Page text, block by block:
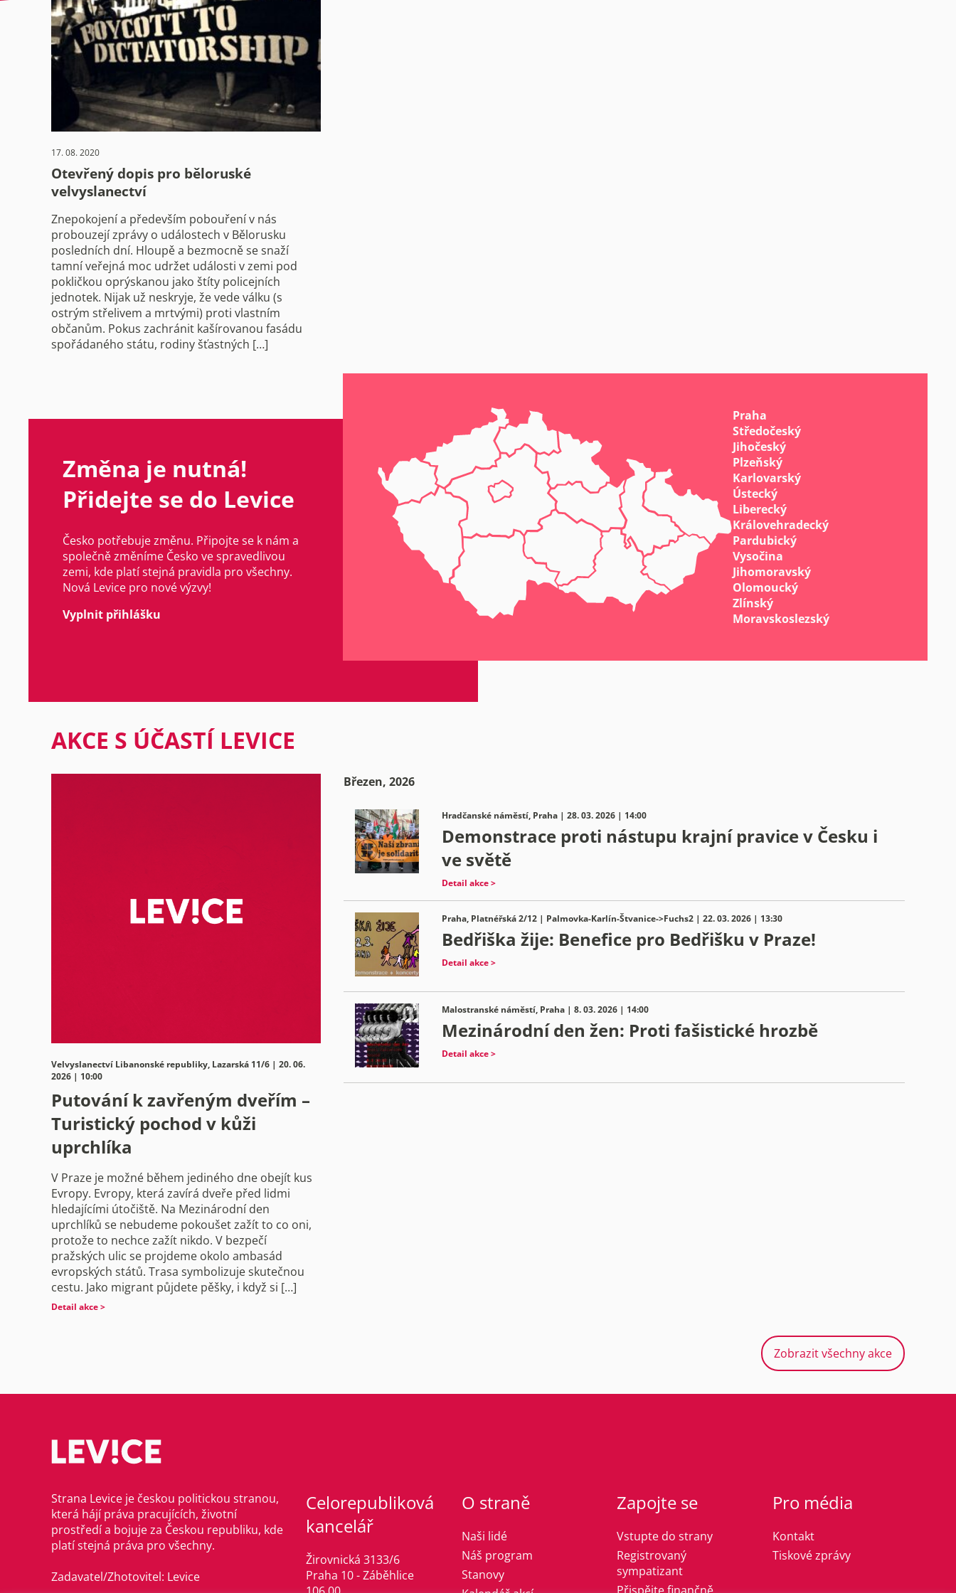
17. 08. 2020
Otevřený dopis pro běloruské
velvyslanectví
Znepokojení a především pobouření v nás
probouzejí zprávy o událostech v Bělorusku
posledních dní. Hloupě a bezmocně se snaží
tamní veřejná moc udržet události v zemi pod
pokličkou oprýskanou jako štíty policejních
jednotek. Nijak už neskryje, že vede válku (s
ostrým střelivem a mrtvými) proti vlastním
občanům. Pokus zachránit kašírovanou fasádu
spořádaného státu, rodiny šťastných […]
Změna je nutná!
Přidejte se do Levice
Česko potřebuje změnu. Připojte se k nám a
společně změníme Česko ve spravedlivou
zemi, kde platí stejná pravidla pro všechny.
Nová Levice pro nové výzvy!
Vyplnit přihlášku
Praha
Středočeský
Jihočeský
Plzeňský
Karlovarský
Ústecký
Liberecký
Královehradecký
Pardubický
Vysočina
Jihomoravský
Olomoucký
Zlínský
Moravskoslezský
AKCE S ÚČASTÍ LEVICE
Velvyslanectví Libanonské republiky, Lazarská 11/6 | 20. 06.
2026 | 10:00
Putování k zavřeným dveřím –
Turistický pochod v kůži
uprchlíka
V Praze je možné během jediného dne obejít kus
Evropy. Evropy, která zavírá dveře před lidmi
hledajícími útočiště. Na Mezinárodní den
uprchlíků se nebudeme pokoušet zažít to co oni,
protože to nechce zažít nikdo. V bezpečí
pražských ulic se projdeme okolo ambasád
evropských států. Trasa symbolizuje skutečnou
cestu. Jako migrant půjdete pěšky, i když si […]
Detail akce >
Březen, 2026
Hradčanské náměstí, Praha | 28. 03. 2026 | 14:00
Demonstrace proti nástupu krajní pravice v Česku i
ve světě
Detail akce >
Praha, Platnéřská 2/12 | Palmovka-Karlín-Štvanice->Fuchs2 | 22. 03. 2026 | 13:30
Bedřiška žije: Benefice pro Bedřišku v Praze!
Detail akce >
Malostranské náměstí, Praha | 8. 03. 2026 | 14:00
Mezinárodní den žen: Proti fašistické hrozbě
Detail akce >
Zobrazit všechny akce
Strana Levice je českou politickou stranou,
která hájí práva pracujících, životní
prostředí a bojuje za Českou republiku, kde
platí stejná práva pro všechny.
Zadavatel/Zhotovitel: Levice
Celorepubliková
kancelář
Žirovnická 3133/6
Praha 10 - Záběhlice
O straně
Naši lidé
Náš program
Stanovy
Zapojte se
Vstupte do strany
Registrovaný
sympatizant
Pro média
Kontakt
Tiskové zprávy